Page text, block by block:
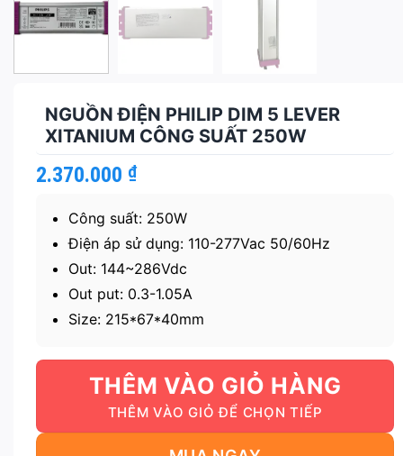
NGUỒN ĐIỆN PHILIP DIM 5 LEVER
XITANIUM CÔNG SUẤT 250W
2.370.000 ₫
Công suất: 250W
Điện áp sử dụng: 110-277Vac 50/60Hz
Out: 144~286Vdc
Out put: 0.3-1.05A
Size: 215*67*40mm
THÊM VÀO GIỎ HÀNG